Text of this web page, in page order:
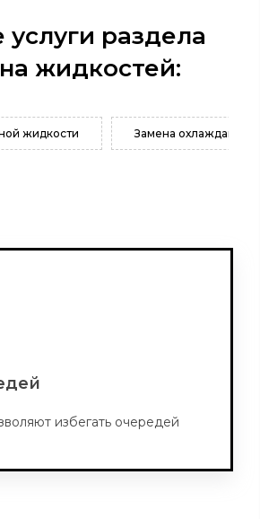
услуги раздела
жидкостей:
жидкости Замена
избегать очередей